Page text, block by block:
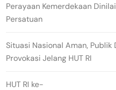
Perayaan Kemerdekaan
Persatuan
Situasi Nasional Aman,
Provokasi Jelang HUT RI
HUT RI ke-